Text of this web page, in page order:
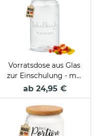
Vorratsdose aus Glas
zur Einschulung - mit
Name & Jahr graviert
ab 24,95 €